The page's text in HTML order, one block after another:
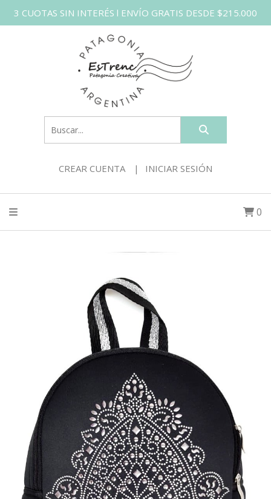
3 CUOTAS SIN INTERÉS l ENVÍO GRATIS DESDE $215.000
CREAR CUENTA INICIAR SESIÓN
0